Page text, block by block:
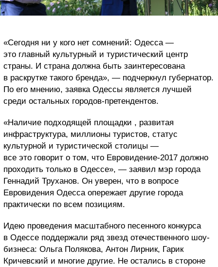
«Сегодня ни у кого нет сомнений: Одесса —
это главный культурный и туристический центр
страны. И страна должна быть заинтересована
в раскрутке такого бренда», — подчеркнул губернатор.
По его мнению, заявка Одессы является лучшей
среди остальных городов-претендентов.
«Наличие подходящей площадки , развитая
инфраструктура, миллионы туристов, статус
культурной и туристической столицы —
все это говорит о том, что Евровидение-2017 должно
проходить только в Одессе», — заявил мэр города
Геннадий Труханов. Он уверен, что в вопросе
Евровидения Одесса опережает другие города
практически по всем позициям.
Идею проведения масштабного песенного конкурса
в Одессе поддержали ряд звезд отечественного шоу-
бизнеса: Ольга Полякова, Антон Лирник, Гарик
Кричевский и многие другие. Не остались в стороне